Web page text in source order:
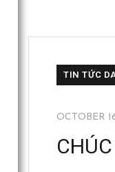
TIN TỨC
OCTOBER